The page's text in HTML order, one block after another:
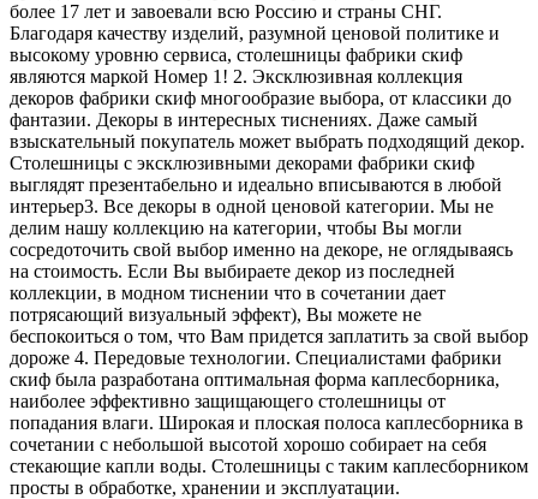
более 17 лет и завоевали всю Россию и страны СНГ.
Благодаря качеству изделий, разумной ценовой политике и
высокому уровню сервиса, столешницы фабрики скиф
являются маркой Номер 1! 2. Эксклюзивная коллекция
декоров фабрики скиф многообразие выбора, от классики до
фантазии. Декоры в интересных тиснениях. Даже самый
взыскательный покупатель может выбрать подходящий декор.
Столешницы с эксклюзивными декорами фабрики скиф
выглядят презентабельно и идеально вписываются в любой
интерьер3. Все декоры в одной ценовой категории. Мы не
делим нашу коллекцию на категории, чтобы Вы могли
сосредоточить свой выбор именно на декоре, не оглядываясь
на стоимость. Если Вы выбираете декор из последней
коллекции, в модном тиснении что в сочетании дает
потрясающий визуальный эффект), Вы можете не
беспокоиться о том, что Вам придется заплатить за свой выбор
дороже 4. Передовые технологии. Специалистами фабрики
скиф была разработана оптимальная форма каплесборника,
наиболее эффективно защищающего столешницы от
попадания влаги. Широкая и плоская полоса каплесборника в
сочетании с небольшой высотой хорошо собирает на себя
стекающие капли воды. Столешницы с таким каплесборником
просты в обработке, хранении и эксплуатации.